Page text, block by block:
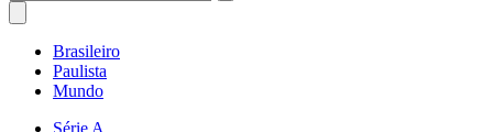
Brasileiro
Paulista
Mundo
Série A